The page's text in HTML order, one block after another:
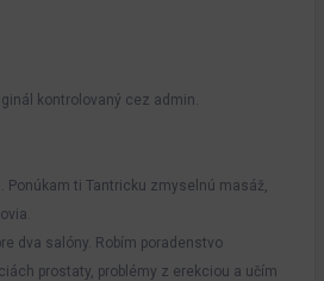
kontrolovaný cez admin.
ti Tantricku zmyselnú masáž,
dva salóny. Robím poradenstvo
prostaty, problémy z erekciou a učím